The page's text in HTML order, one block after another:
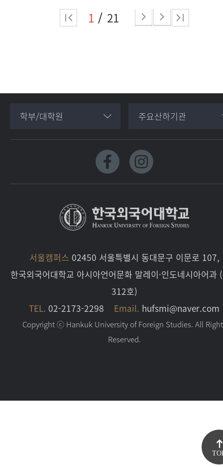
1 21
학부/대학원 주요산하기관
서울캠퍼스 02450 서울특별시 동대문구 이문로 107,
한국외국어대학교 아시아언어문화 말레이·인도네시아어과
312호)
TEL. 02-2173-2298 Email. hufsmi@naver.com
Copyright ⓒ Hankuk University of Foreign Studies. All
Reserved.